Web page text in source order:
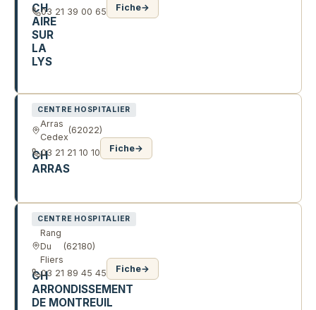
CH
AIRE
SUR
LA
LYS
03 21 39 00 65 Fiche→
CENTRE HOSPITALIER
Arras
Cedex
(62022)
CH
ARRAS
03 21 21 10 10 Fiche→
CENTRE HOSPITALIER
Rang
Du
Fliers
(62180)
CH
ARRONDISSEMENT
DE MONTREUIL
03 21 89 45 45 Fiche→